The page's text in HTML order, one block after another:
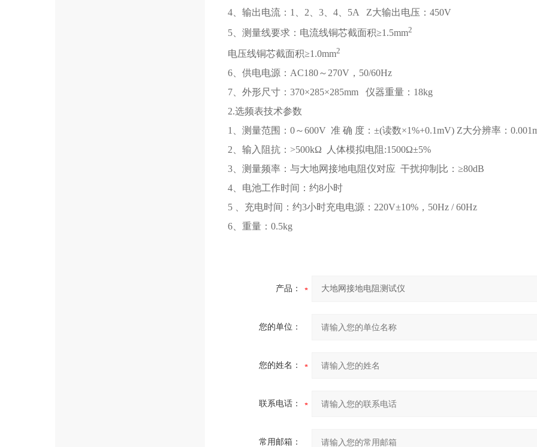
4、输出电流：1、2、3、4、5A Z大输出电压：450V
5、测量线要求：电流线铜芯截面积≥1.5mm2
电压线铜芯截面积≥1.0mm2
6、供电电源：AC180～270V，50/60Hz
7、外形尺寸：370×285×285mm 仪器重量：18kg
2.选频表技术参数
1、测量范围：0～600V 准 确 度：±(读数×1%+0.1mV) Z大分辨率：
2、输入阻抗：>500kΩ 人体模拟电阻:1500Ω±5%
3、测量频率：与大地网接地电阻仪对应 干扰抑制比：≥80dB
4、电池工作时间：约8小时
5 、充电时间：约3小时充电电源：220V±10%，50Hz / 60Hz
6、重量：0.5kg
产品：
您的单位：
您的姓名：
联系电话：
常用邮箱：